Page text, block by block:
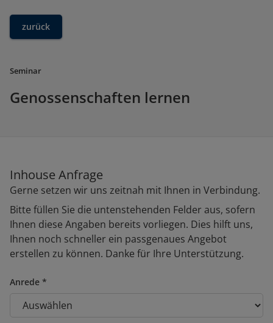
zurück
Seminar
Genossenschaften lernen
Inhouse Anfrage
Gerne setzen wir uns zeitnah mit Ihnen in Verbindung.
Bitte füllen Sie die untenstehenden Felder aus, sofern
Ihnen diese Angaben bereits vorliegen. Dies hilft uns,
Ihnen noch schneller ein passgenaues Angebot
erstellen zu können. Danke für Ihre Unterstützung.
Anrede